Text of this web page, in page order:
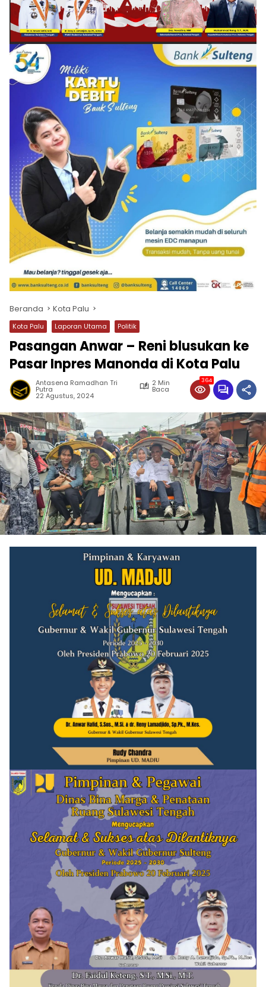
Beranda Kota Palu
Kota Palu Laporan Utama Politik
Pasangan Anwar – Reni blusukan ke
Pasar Inpres Manonda di Kota Palu
Antasena Ramadhan Tri
Putra
2 Min
Baca
22 Agustus, 2024
364